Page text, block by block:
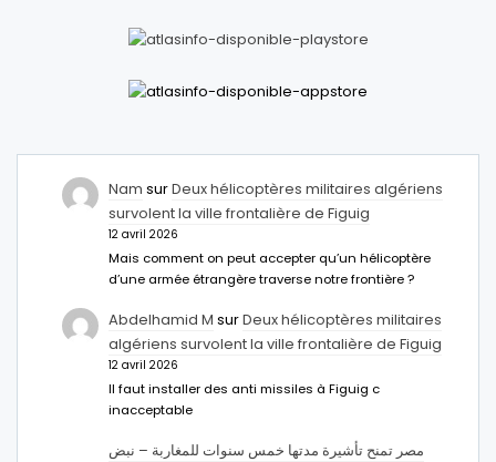
Nam surDeux hélicoptères militaires algériens
survolent la ville frontalière de Figuig
12 avril 2026
Mais comment on peut accepter qu’un hélicoptère
d’une armée étrangère traverse notre frontière ?
Abdelhamid M surDeux hélicoptères militaires
algériens survolent la ville frontalière de Figuig
12 avril 2026
Il faut installer des anti missiles à Figuig c
inacceptable
مصر تمنح تأشيرة مدتها خمس سنوات للمغاربة – نبض